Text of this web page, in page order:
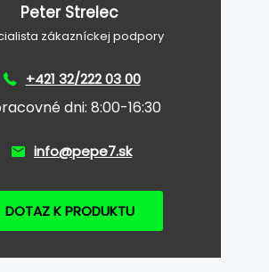
Peter Strelec
zákazníckej podpory
+421 32/222 03 00
dni: 8:00-16:30
info@pepe7.sk
DOTAZ K PRODUKTU